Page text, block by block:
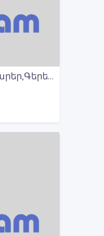
Քարի Արտադրամաս,քարեր,Գերեզմանաքարեր մատչելի գներո